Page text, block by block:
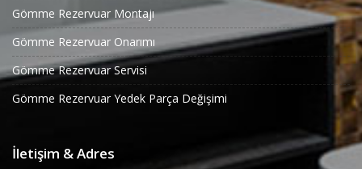
Gömme Rezervuar Montajı
Gömme Rezervuar Onarımı
Gömme Rezervuar Servisi
Gömme Rezervuar Yedek Parça Değişimi
İletişim & Adres